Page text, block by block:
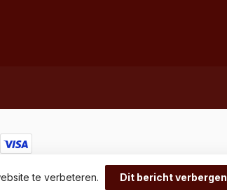
te verbeteren. Dit bericht verbergen